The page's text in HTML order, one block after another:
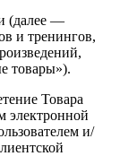
(далее —
и тренингов,
товары»).
Товара
электронной
и/